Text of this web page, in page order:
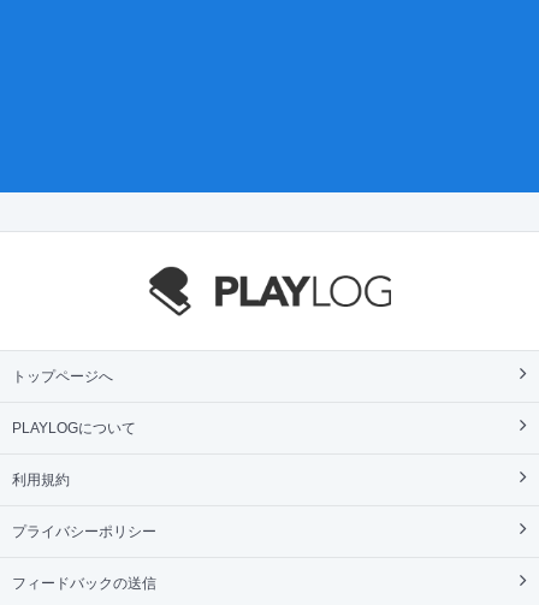
トップページへ
PLAYLOGについて
利用規約
プライバシーポリシー
フィードバックの送信